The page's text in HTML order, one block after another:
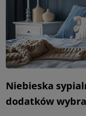
Niebieska
dodatków